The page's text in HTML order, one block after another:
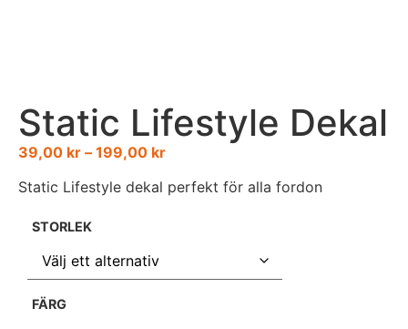
Static Lifestyle Dekal
39,00 kr – 199,00 kr
Static Lifestyle dekal perfekt för alla fordon
STORLEK
FÄRG